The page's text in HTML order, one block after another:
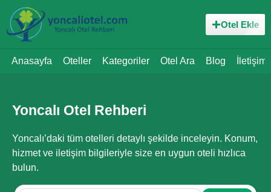
Otel Ekle
Anasayfa Oteller Kategoriler Otel Ara Blog İletişim
Yoncalı Otel Rehberi
Yoncalı’daki tüm otelleri detaylı şekilde inceleyin. Konum,
hizmet ve iletişim bilgileriyle size en uygun oteli hızlıca
bulun.